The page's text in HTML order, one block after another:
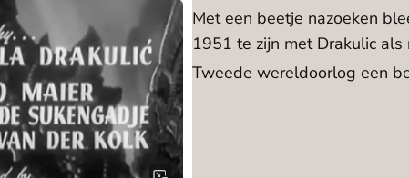
Met een beetje nazoeken
1951 te zijn met Drakulic
Tweede wereldoorlog een